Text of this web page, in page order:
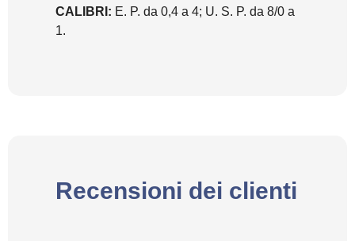
CALIBRI: E. P. da 0,4 a 4; U. S. P. da 8/0 a
1.
Recensioni dei clienti